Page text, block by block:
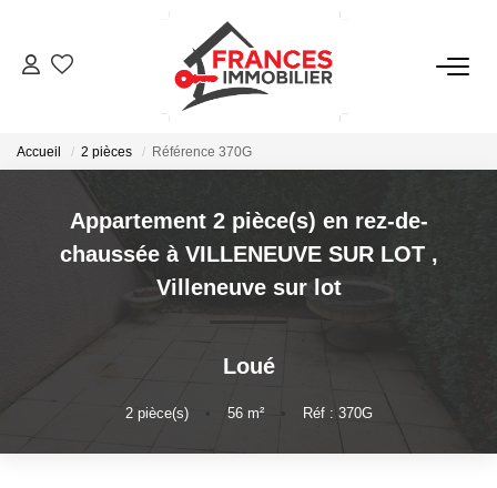
GESTION LOCATIVE
NOTRE AGENCE
Accueil 2 pièces Référence 370G
Appartement 2 pièce(s) en rez-de-
chaussée à VILLENEUVE SUR LOT ,
Villeneuve sur lot
Loué
2pièce(s) 56m² Réf : 370G